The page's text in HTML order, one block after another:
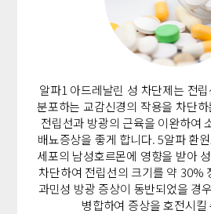
알파1 아드레날린 성 차단제는 전
분포하는 교감신경의 작용을 차단
전립선과 방광의 근육을 이완하여
배뇨증상을 좋게 합니다.5알파 환
세포의 남성호르몬에 영향을 받아
차단하여 전립선의 크기를 약 30%
과민성 방광 증상이 동반되었을 경
병합하여 증상을 호전시킬